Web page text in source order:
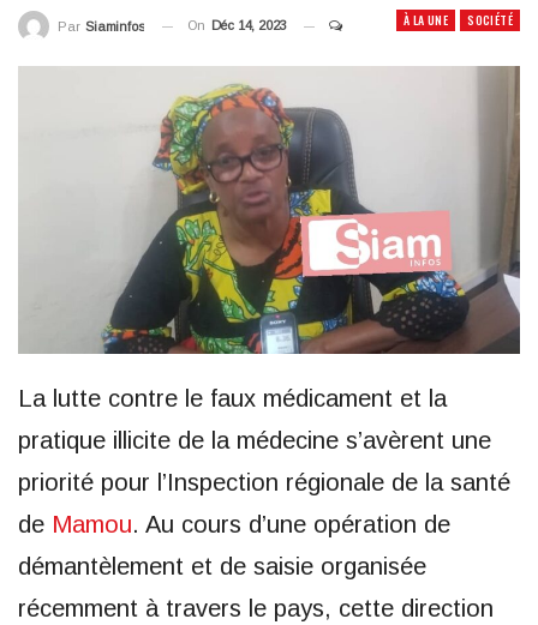
À LA UNE SOCIÉTÉ
Par Siaminfos On Déc 14, 2023
La lutte contre le faux médicament et la
pratique illicite de la médecine s’avèrent une
priorité pour l’Inspection régionale de la santé
de Mamou. Au cours d’une opération de
démantèlement et de saisie organisée
récemment à travers le pays, cette direction